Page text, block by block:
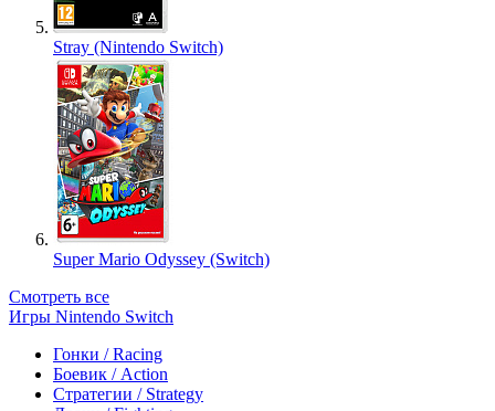
Stray (Nintendo Switch)
Super Mario Odyssey (Switch)
Смотреть все
Игры Nintendo Switch
Гонки / Racing
Боевик / Action
Стратегии / Strategy